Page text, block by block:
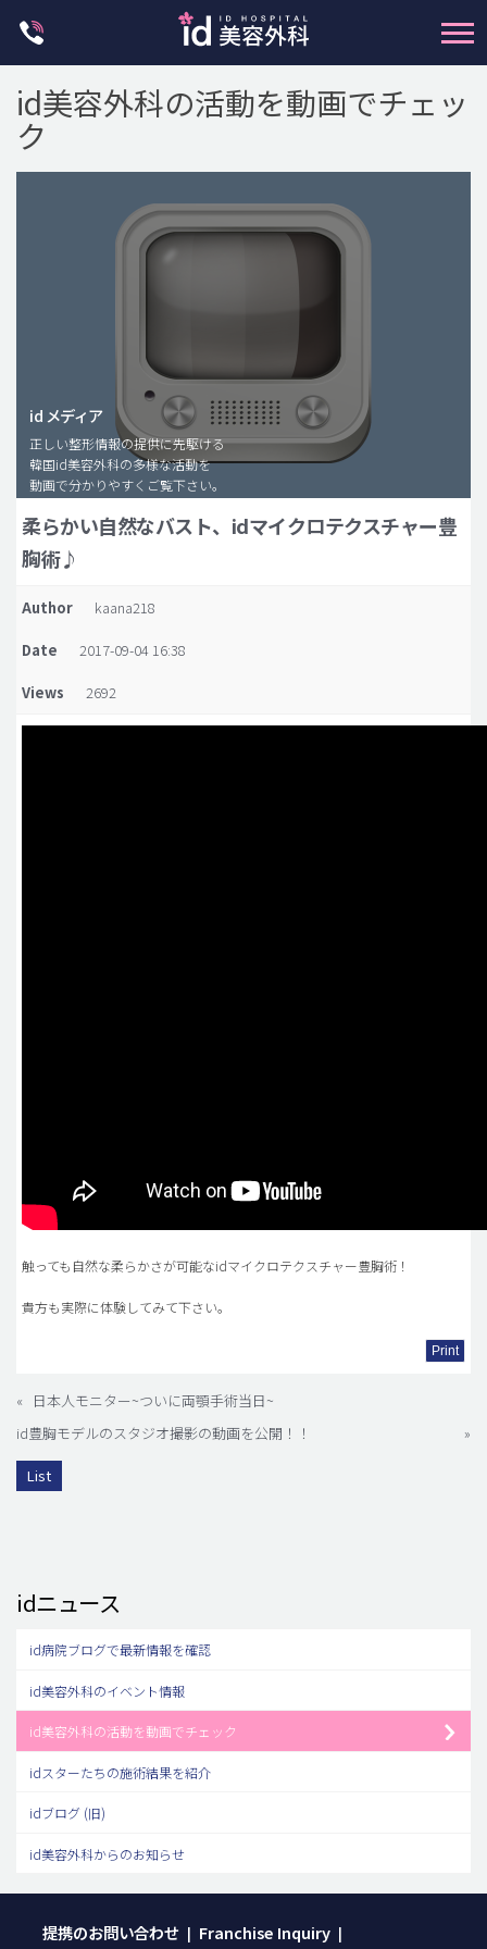
脂肪注入(アンチエイジング)
豊胸手術・バストアップ
プチ整形
脂肪吸引 (大容量)
メンズ整形
idリアルストーリー
id美容外科の活動を動画でチェッ
ク
id メディア
正しい整形情報の提供に先駆ける
韓国id美容外科の多様な活動を
動画で分かりやすくご覧下さい。
柔らかい自然なバスト、idマイクロテクスチャー豊
胸術♪
Author kaana218
Date 2017-09-04 16:38
Views 2692
触っても自然な柔らかさが可能なidマイクロテクスチャー豊胸術！
貴方も実際に体験してみて下さい。
Print
«
日本人モニター~ついに両顎手術当日~
id豊胸モデルのスタジオ撮影の動画を公開！！
»
List
idニュース
id病院ブログで最新情報を確認
id美容外科のイベント情報
id美容外科の活動を動画でチェック
idスターたちの施術結果を紹介
idブログ (旧)
id美容外科からのお知らせ
提携のお問い合わせ | Franchise Inquiry |